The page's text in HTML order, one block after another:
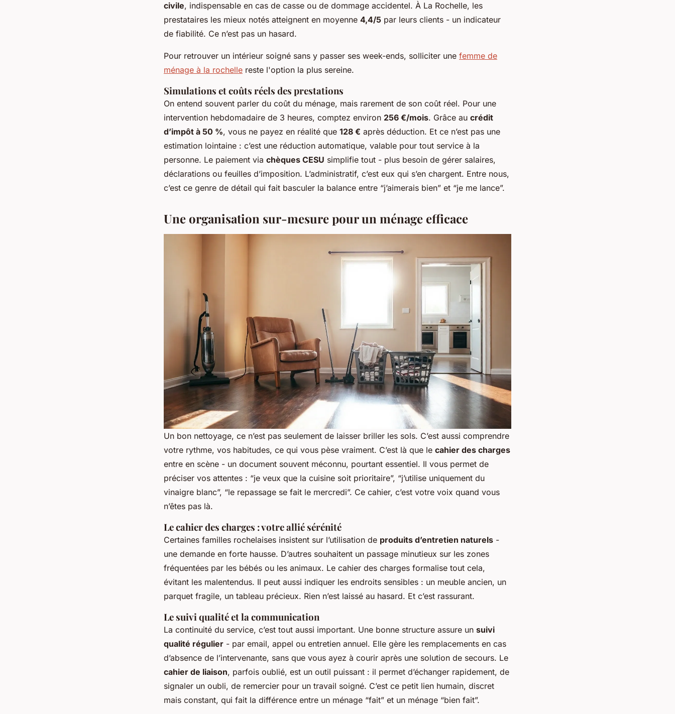
civile, indispensable en cas de casse ou de dommage accidentel. À La Rochelle, les
prestataires les mieux notés atteignent en moyenne 4,4/5 par leurs clients - un indicateur
de fiabilité. Ce n’est pas un hasard.
Pour retrouver un intérieur soigné sans y passer ses week-ends, solliciter une femme de
ménage à la rochelle reste l'option la plus sereine.
Simulations et coûts réels des prestations
On entend souvent parler du coût du ménage, mais rarement de son coût réel. Pour une
intervention hebdomadaire de 3 heures, comptez environ 256 €/mois. Grâce au crédit
d’impôt à 50 %, vous ne payez en réalité que 128 € après déduction. Et ce n’est pas une
estimation lointaine : c’est une réduction automatique, valable pour tout service à la
personne. Le paiement via chèques CESU simplifie tout - plus besoin de gérer salaires,
déclarations ou feuilles d’imposition. L’administratif, c’est eux qui s’en chargent. Entre nous,
c’est ce genre de détail qui fait basculer la balance entre “j’aimerais bien” et “je me lance”.
Une organisation sur-mesure pour un ménage efficace
Un bon nettoyage, ce n’est pas seulement de laisser briller les sols. C’est aussi comprendre
votre rythme, vos habitudes, ce qui vous pèse vraiment. C’est là que le cahier des charges
entre en scène - un document souvent méconnu, pourtant essentiel. Il vous permet de
préciser vos attentes : “je veux que la cuisine soit prioritaire”, “j’utilise uniquement du
vinaigre blanc”, “le repassage se fait le mercredi”. Ce cahier, c’est votre voix quand vous
n’êtes pas là.
Le cahier des charges : votre allié sérénité
Certaines familles rochelaises insistent sur l’utilisation de produits d’entretien naturels -
une demande en forte hausse. D’autres souhaitent un passage minutieux sur les zones
fréquentées par les bébés ou les animaux. Le cahier des charges formalise tout cela,
évitant les malentendus. Il peut aussi indiquer les endroits sensibles : un meuble ancien, un
parquet fragile, un tableau précieux. Rien n’est laissé au hasard. Et c’est rassurant.
Le suivi qualité et la communication
La continuité du service, c’est tout aussi important. Une bonne structure assure un suivi
qualité régulier - par email, appel ou entretien annuel. Elle gère les remplacements en cas
d’absence de l’intervenante, sans que vous ayez à courir après une solution de secours. Le
cahier de liaison, parfois oublié, est un outil puissant : il permet d’échanger rapidement, de
signaler un oubli, de remercier pour un travail soigné. C’est ce petit lien humain, discret
mais constant, qui fait la différence entre un ménage “fait” et un ménage “bien fait”.